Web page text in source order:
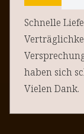
Schnelle
haben sich
Vielen Dank.